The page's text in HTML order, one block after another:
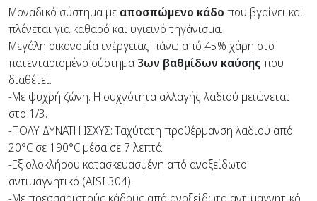
Μοναδικό σύστημα με αποσπώμενο κάδο που βγαίνει και
πλένεται για καθαρό και υγιεινό τηγάνισμα.
Μεγάλη οικονομία ενέργειας πάνω από 45% χάρη στο
πατενταρισμένο σύστημα 3ων βαθμίδων καύσης που
διαθέτει.
-Με ψυχρή ζώνη. Η συχνότητα αλλαγής λαδιού μειώνεται
στο 1/3.
-ΠΟΛΥ ΔΥΝΑΤΗ ΙΣΧΥΣ: Ταχύτατη προθέρμανση λαδιού από
20°C σε 190°C μέσα σε 7 λεπτά
-Εξ ολοκλήρου κατασκευασμένη από ανοξείδωτο
αντιμαγνητικό (ΑΙSI 304).